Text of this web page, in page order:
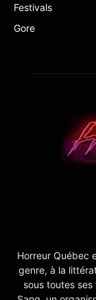
Festivals
Gore
Horreur Québec
genre, à la
sous toutes